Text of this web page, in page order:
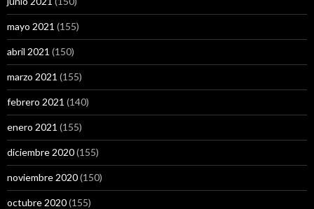
mayo 2021 (155)
abril 2021 (150)
marzo 2021 (155)
febrero 2021 (140)
enero 2021 (155)
diciembre 2020(155)
noviembre 2020(150)
octubre 2020(155)